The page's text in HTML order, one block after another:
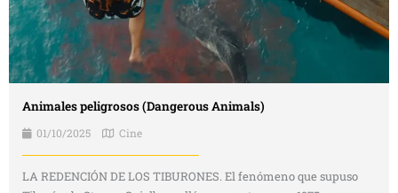
Animales peligrosos (Dangerous Animals)
01/10/2025 Cine
LA REDENCIÓN DE LOS TIBURONES. El fenómeno que supuso